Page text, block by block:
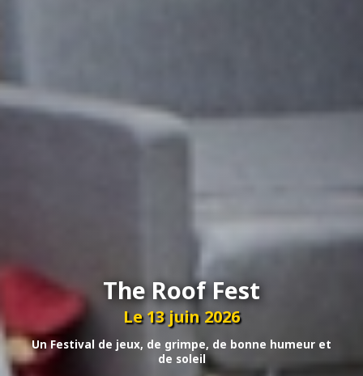
The Roof Fest
Le 13 juin 2026
Un Festival de jeux, de grimpe, de bonne humeur et
de soleil